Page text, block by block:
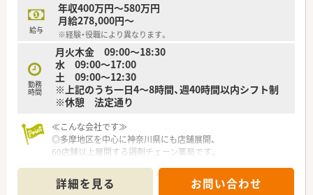
給与
年収400万円～580万円
月給278,000円～
※経験・役職により異なります。
勤務
時間
月火木金 09:00～18:30
水 09:00～17:00
土 09:00～12:30
※上記のうち一日4～8時間、週40時間以内シフト制
※休憩 法定通り
≪こんな会社です≫
◎多摩地区を中心に神奈川県にも店舗展開、
60店舗以上展開する調剤チェーン薬局です。
しっかりと患者様に向き合える環境を整えています。
詳細を見る お問い合わせ